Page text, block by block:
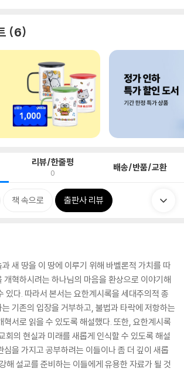
6
리뷰/한줄평
0 배송/반품/교환
책 속으로 출판사 리뷰
새 땅을 이 땅에 이루기 위해 바벨론적 가치를 따
개혁하시려는 하나님의 마음을 환상으로 이야기해
있다. 따라서 본서는 요한계시록을 세대주의적 종
기존의 입장을 거부하고, 불법과 타락에 저항하는
혁서로 읽을 수 있도록 해설했다. 또한, 요한계시록
회의 현실과 미래를 새롭게 인식할 수 있도록 해설
심을 가지고 공부하려는 이들이나 좀 더 깊이 새롭
해 설교를 준비하는 이들에게 유용한 자료가 될 것